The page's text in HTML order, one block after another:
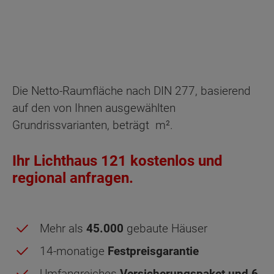
Die Netto-Raumfläche nach DIN 277, basierend
auf den von Ihnen ausgewählten
Grundrissvarianten, beträgt m².
Ihr Lichthaus 121 kostenlos und
regional anfragen.
Mehr als 45.000 gebaute Häuser
14-monatige Festpreisgarantie